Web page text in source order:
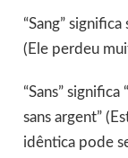
“Sang”
(Ele perdeu
“Sans” significa
sans argent”
idêntica pode